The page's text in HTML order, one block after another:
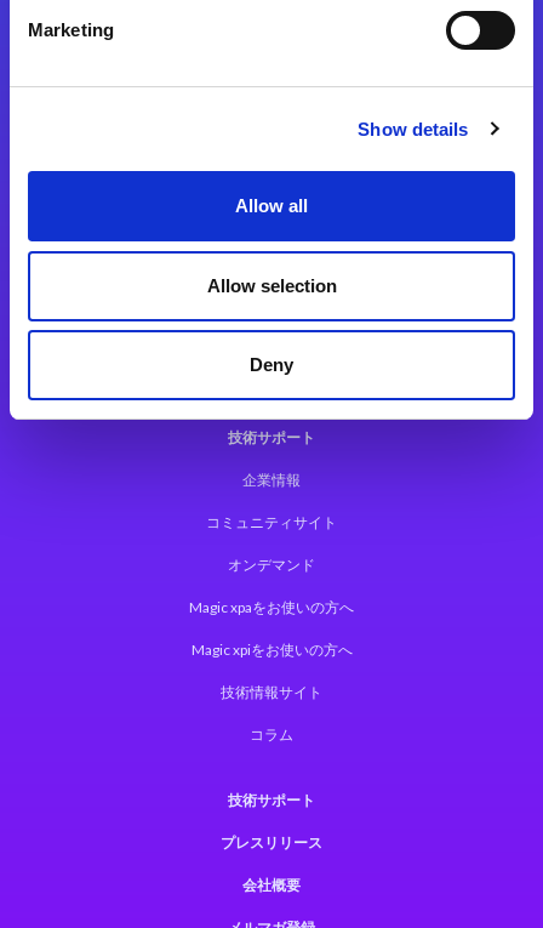
Marketing
Show details
Allow all
Allow selection
Deny
Magic xpa関連ソフトウェア
Magic xpi
Magic xpi製品詳細
Magic xpi購入後手続きのご案内
Magic xpi Cloud Gateway
技術サポート
企業情報
コミュニティサイト
オンデマンド
Magic xpaをお使いの方へ
Magic xpiをお使いの方へ
技術情報サイト
コラム
技術サポート
プレスリリース
会社概要